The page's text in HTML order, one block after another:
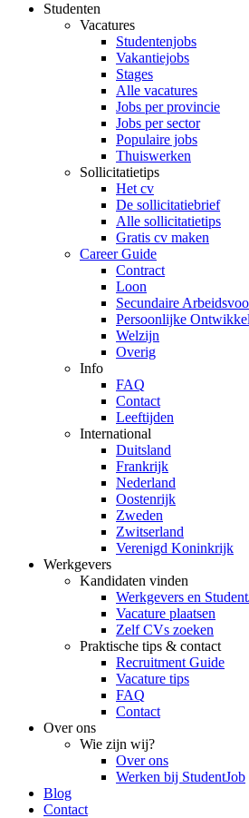
Studenten
Vacatures
Studentenjobs
Vakantiejobs
Stages
Alle vacatures
Jobs per provincie
Jobs per sector
Populaire jobs
Thuiswerken
Sollicitatietips
Het cv
De sollicitatiebrief
Alle sollicitatietips
Gratis cv maken
Career Guide
Contract
Loon
Secundaire
Persoonlijke
Welzijn
Overig
Info
FAQ
Contact
Leeftijden
International
Duitsland
Frankrijk
Nederland
Oostenrijk
Zweden
Zwitserland
Verenigd Koninkrijk
Werkgevers
Kandidaten vinden
Werkgevers en
Vacature plaatsen
Zelf CVs zoeken
Praktische tips & contact
Recruitment Guide
Vacature tips
FAQ
Contact
Over ons
Wie zijn wij?
Over ons
Werken bij StudentJob
Blog
Contact